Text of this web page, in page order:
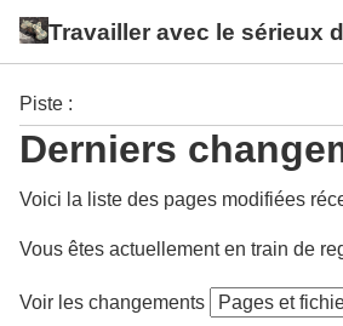
Travailler avec le sérieux
Piste :
Derniers
Voici la liste des pages modifiées
Vous êtes actuellement en train de
Voir les changements